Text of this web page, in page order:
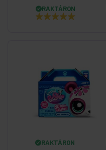
RAKTÁRON
RAKTÁRON